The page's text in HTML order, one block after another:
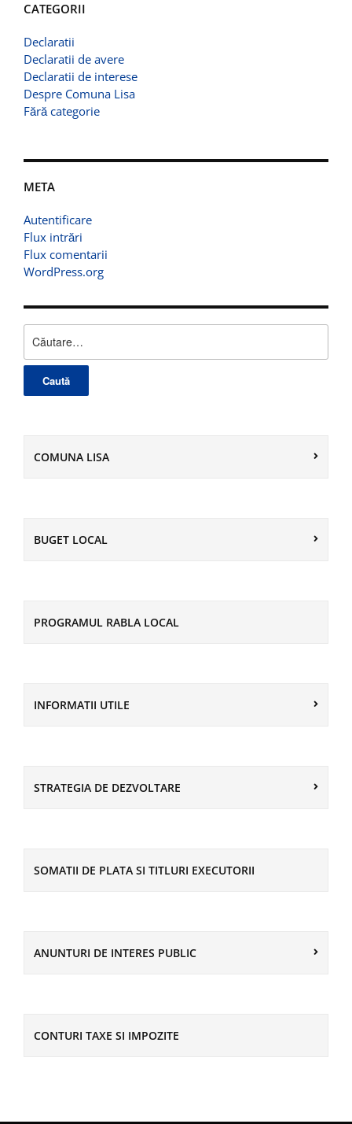
CATEGORII
Declaratii
Declaratii de avere
Declaratii de interese
Despre Comuna Lisa
Fără categorie
META
Autentificare
Flux intrări
Flux comentarii
WordPress.org
după:
COMUNA LISA
BUGET LOCAL
PROGRAMUL RABLA LOCAL
INFORMATII UTILE
STRATEGIA DE DEZVOLTARE
SOMATII DE PLATA SI TITLURI EXECUTORII
ANUNTURI DE INTERES PUBLIC
CONTURI TAXE SI IMPOZITE